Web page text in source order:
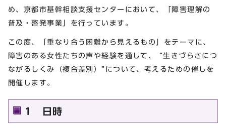
め、京都市基幹相談支援センターにおいて、「障害理解の
普及・啓発事業」を行っています。
この度、「重なり合う困難から見えるもの」をテーマに、
障害のある女性たちの声や経験を通して、 “生きづらさにつ
ながるしくみ（複合差別）”について、考えるための催しを
開催します。
1 日時